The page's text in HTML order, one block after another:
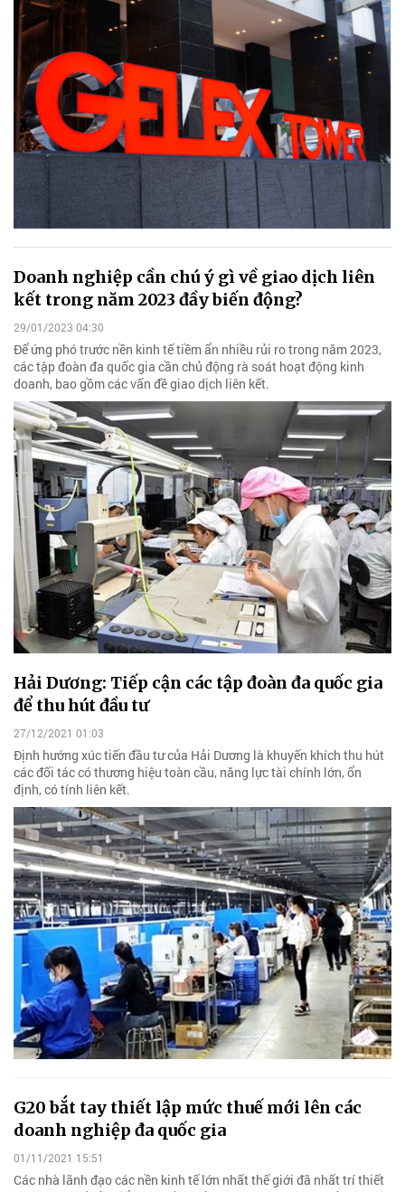
Doanh nghiệp cần chú ý gì về giao dịch liên
kết trong năm 2023 đầy biến động?
29/01/2023 04:30
Để ứng phó trước nền kinh tế tiềm ẩn nhiều rủi ro trong năm 2023,
các tập đoàn đa quốc gia cần chủ động rà soát hoạt động kinh
doanh, bao gồm các vấn đề giao dịch liên kết.
Hải Dương: Tiếp cận các tập đoàn đa quốc gia
để thu hút đầu tư
27/12/2021 01:03
Định hướng xúc tiến đầu tư của Hải Dương là khuyến khích thu hút
các đối tác có thương hiệu toàn cầu, năng lực tài chính lớn, ổn
định, có tính liên kết.
G20 bắt tay thiết lập mức thuế mới lên các
doanh nghiệp đa quốc gia
01/11/2021 15:51
Các nhà lãnh đạo các nền kinh tế lớn nhất thế giới đã nhất trí thiết